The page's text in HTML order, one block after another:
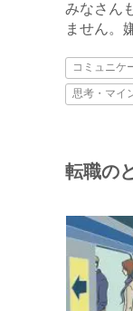
みなさん
ません。
コミュニケ
思考・マイ
転職の